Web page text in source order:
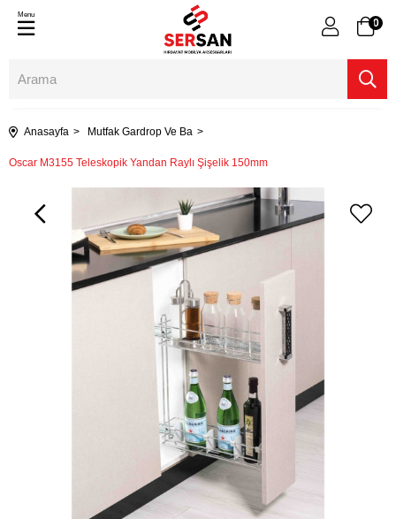
0
Menu
Anasayfa Mutfak Gardrop Ve Ba
Oscar M3155 Teleskopik Yandan Raylı Şişelik 150mm